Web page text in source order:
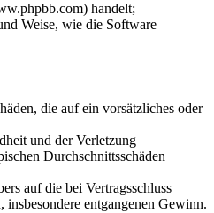
handelt;
Weise, wie die Software
die auf ein vorsätzliches oder
und der Verletzung
Durchschnittsschäden
auf die bei Vertragsschluss
entgangenen Gewinn.